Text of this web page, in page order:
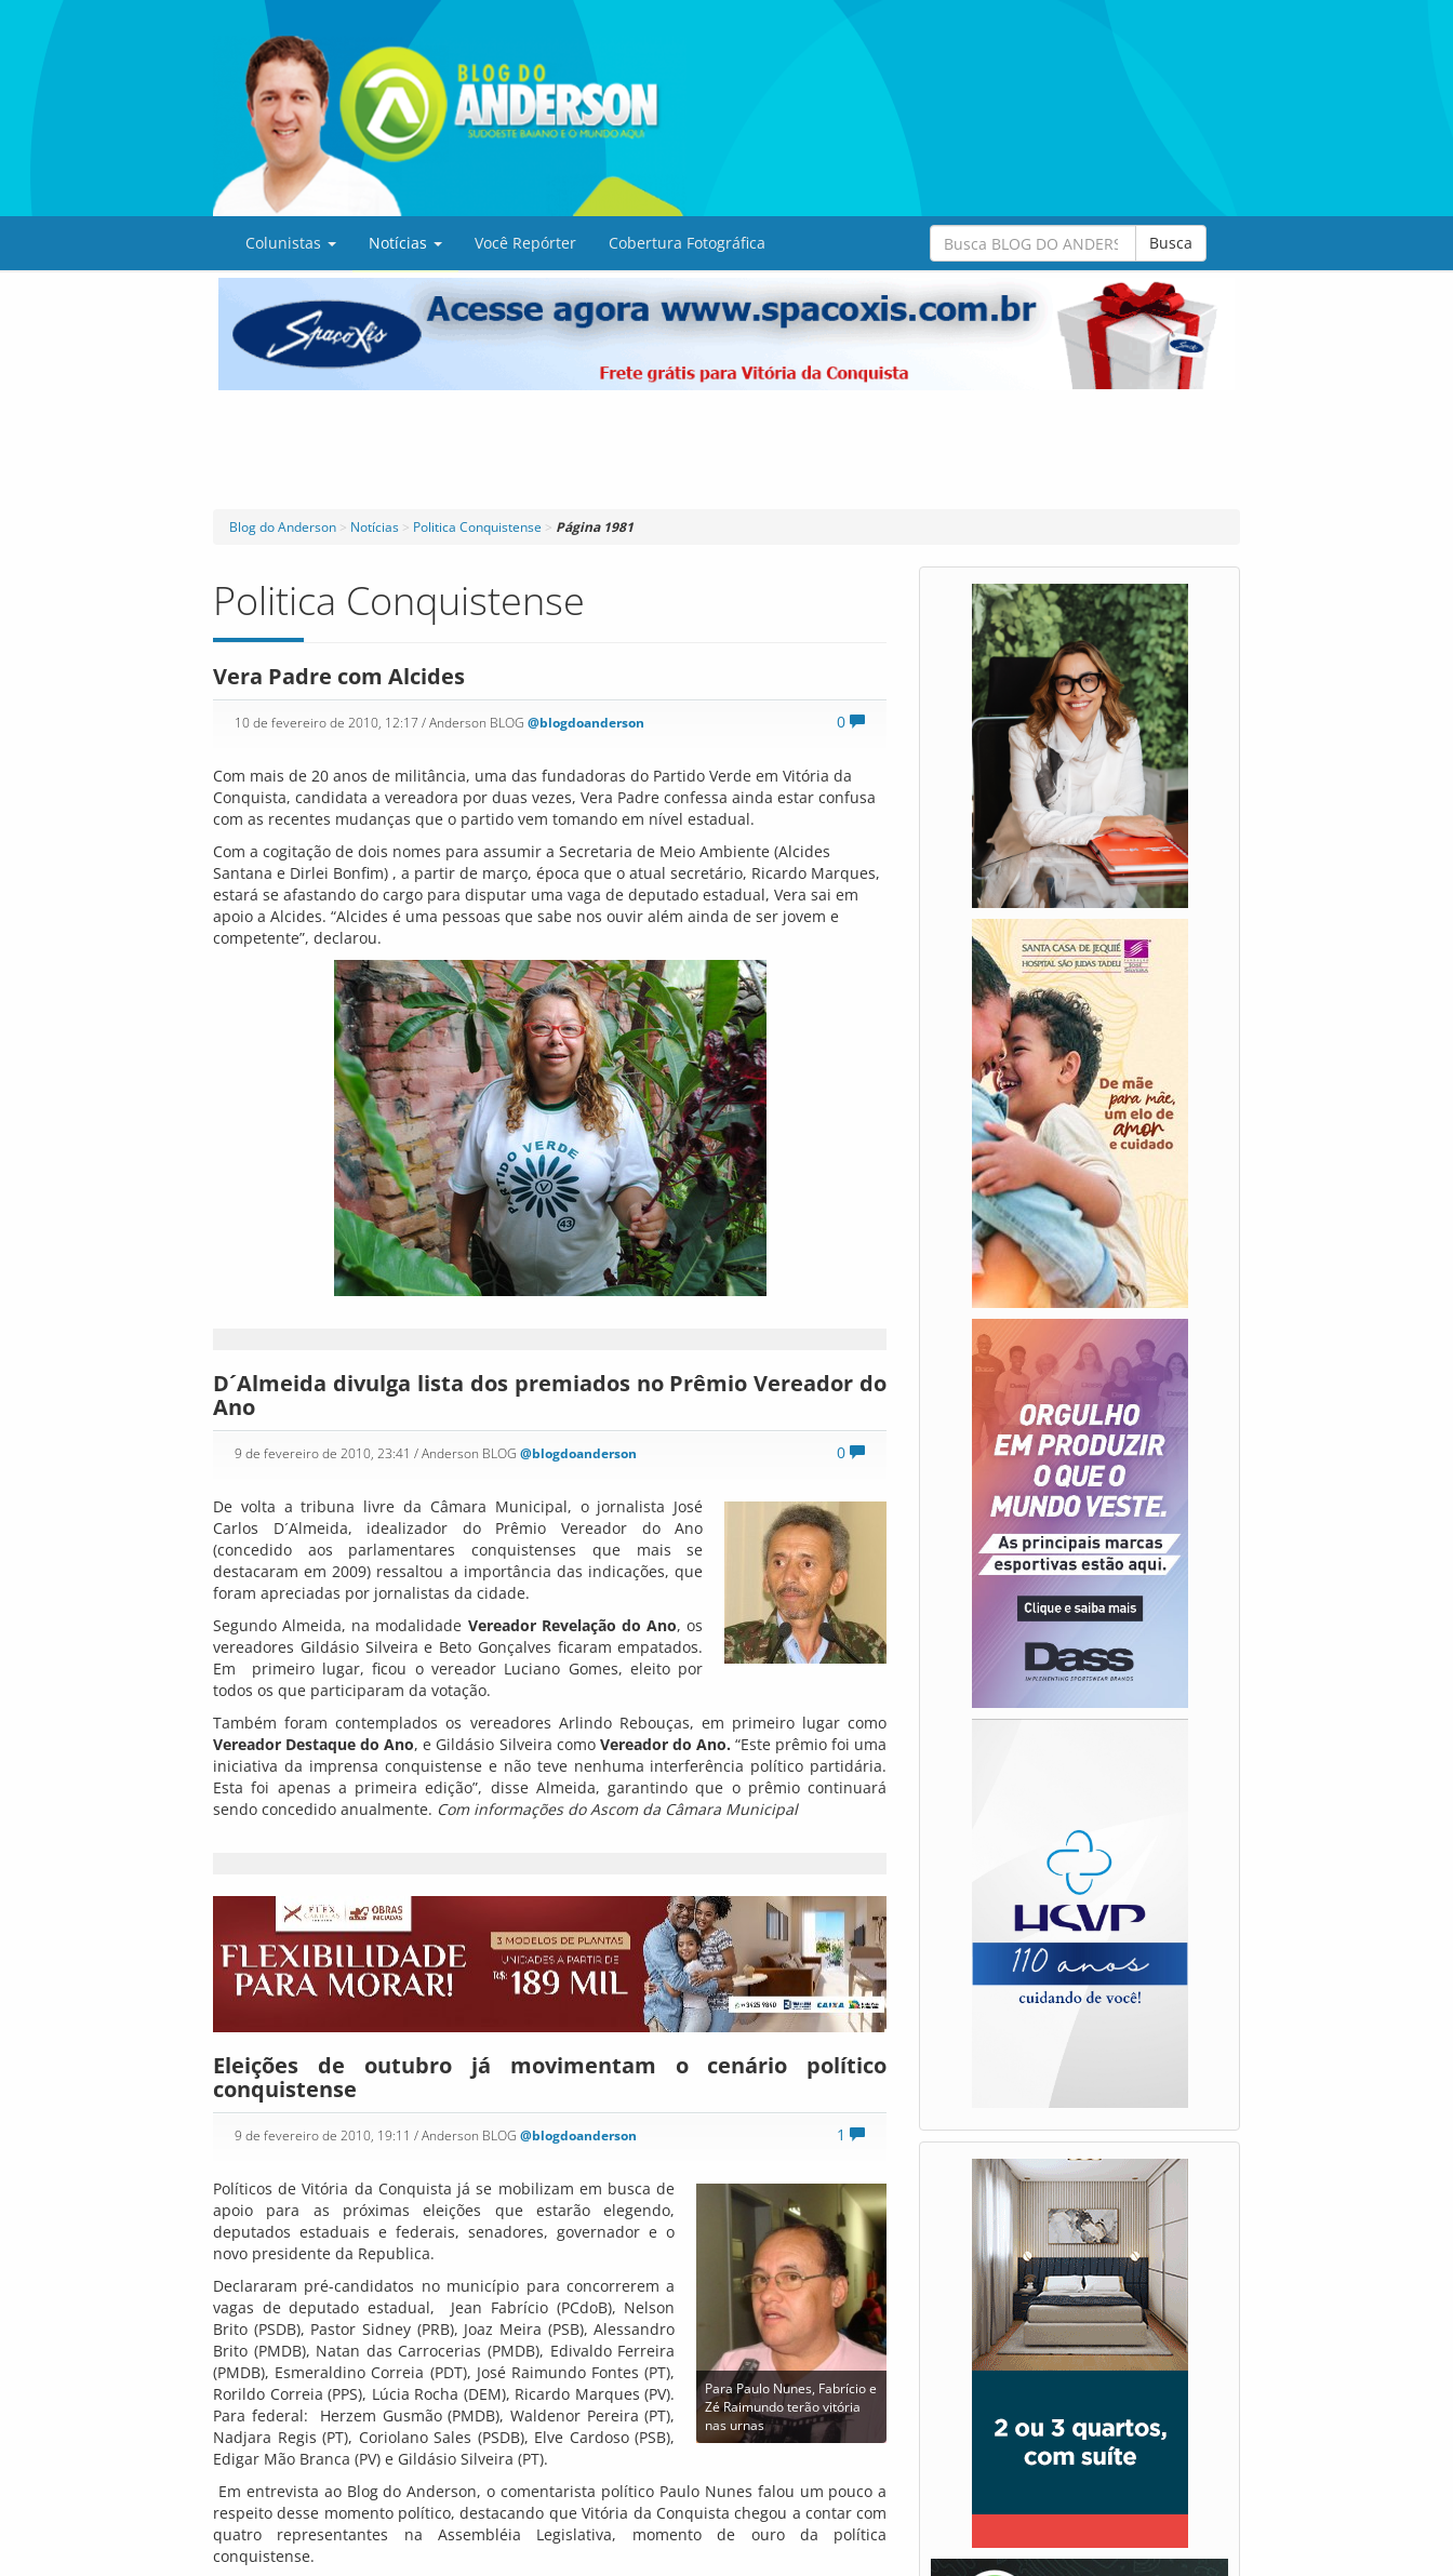
Colunistas Notícias Você Repórter Cobertura Fotográfica Busca
Blog do Anderson > Notícias > Politica Conquistense > Página 1981
Politica Conquistense
Vera Padre com Alcides
0
10 de fevereiro de 2010, 12:17 / Anderson BLOG @blogdoanderson
Com mais de 20 anos de militância, uma das fundadoras do Partido Verde em Vitória da
Conquista, candidata a vereadora por duas vezes, Vera Padre confessa ainda estar confusa
com as recentes mudanças que o partido vem tomando em nível estadual.
Com a cogitação de dois nomes para assumir a Secretaria de Meio Ambiente (Alcides
Santana e Dirlei Bonfim) , a partir de março, época que o atual secretário, Ricardo Marques,
estará se afastando do cargo para disputar uma vaga de deputado estadual, Vera sai em
apoio a Alcides. “Alcides é uma pessoas que sabe nos ouvir além ainda de ser jovem e
competente”, declarou.
D´Almeida divulga lista dos premiados no Prêmio Vereador do
Ano
0
9 de fevereiro de 2010, 23:41 / Anderson BLOG @blogdoanderson
De volta a tribuna livre da Câmara Municipal, o jornalista José
Carlos D´Almeida, idealizador do Prêmio Vereador do Ano
(concedido aos parlamentares conquistenses que mais se
destacaram em 2009) ressaltou a importância das indicações, que
foram apreciadas por jornalistas da cidade.
Segundo Almeida, na modalidade Vereador Revelação do Ano, os
vereadores Gildásio Silveira e Beto Gonçalves ficaram empatados.
Em primeiro lugar, ficou o vereador Luciano Gomes, eleito por
todos os que participaram da votação.
Também foram contemplados os vereadores Arlindo Rebouças, em primeiro lugar como
Vereador Destaque do Ano, e Gildásio Silveira como Vereador do Ano. “Este prêmio foi uma
iniciativa da imprensa conquistense e não teve nenhuma interferência político partidária.
Esta foi apenas a primeira edição”, disse Almeida, garantindo que o prêmio continuará
sendo concedido anualmente. Com informações do Ascom da Câmara Municipal
Eleições de outubro já movimentam o cenário político
conquistense
1
9 de fevereiro de 2010, 19:11 / Anderson BLOG @blogdoanderson
Para Paulo Nunes, Fabrício e
Zé Raimundo terão vitória
nas urnas
Políticos de Vitória da Conquista já se mobilizam em busca de
apoio para as próximas eleições que estarão elegendo,
deputados estaduais e federais, senadores, governador e o
novo presidente da Republica.
Declararam pré-candidatos no município para concorrerem a
vagas de deputado estadual, Jean Fabrício (PCdoB), Nelson
Brito (PSDB), Pastor Sidney (PRB), Joaz Meira (PSB), Alessandro
Brito (PMDB), Natan das Carrocerias (PMDB), Edivaldo Ferreira
(PMDB), Esmeraldino Correia (PDT), José Raimundo Fontes (PT),
Rorildo Correia (PPS), Lúcia Rocha (DEM), Ricardo Marques (PV).
Para federal: Herzem Gusmão (PMDB), Waldenor Pereira (PT),
Nadjara Regis (PT), Coriolano Sales (PSDB), Elve Cardoso (PSB),
Edigar Mão Branca (PV) e Gildásio Silveira (PT).
Em entrevista ao Blog do Anderson, o comentarista político Paulo Nunes falou um pouco a
respeito desse momento político, destacando que Vitória da Conquista chegou a contar com
quatro representantes na Assembléia Legislativa, momento de ouro da política
conquistense.